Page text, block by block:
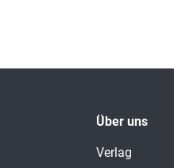
Über uns
Verlag